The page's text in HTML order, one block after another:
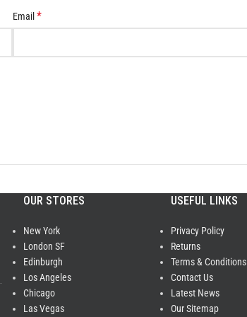
Email *
OUR STORES
New York
London SF
Edinburgh
Los Angeles
Chicago
Las Vegas
USEFUL LINKS
Privacy Policy
Returns
Terms & Conditions
Contact Us
Latest News
Our Sitemap